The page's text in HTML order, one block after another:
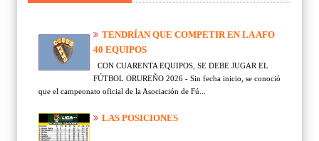
TENDRÍAN QUE COMPETIR EN LA AFO
40 EQUIPOS
CON CUARENTA EQUIPOS, SE DEBE JUGAR EL
FÚTBOL ORUREÑO 2026 - Sin fecha inicio, se conoció
que el campeonato oficial de la Asociación de Fú...
LAS POSICIONES